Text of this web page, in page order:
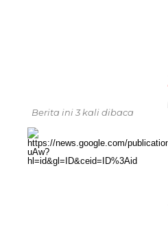
Berita ini 3 kali dibaca